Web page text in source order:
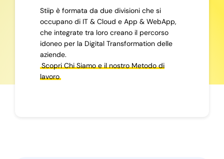
Stiip è formata da due divisioni che si
occupano di IT & Cloud e App & WebApp,
che integrate tra loro creano il percorso
idoneo per la Digital Transformation delle
aziende.
Scopri Chi Siamo e il nostro Metodo di
lavoro